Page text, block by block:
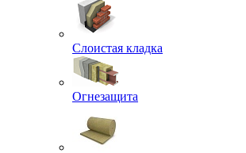
Слоистая кладка
Огнезащита